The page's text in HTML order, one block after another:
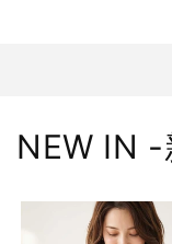
NEW IN -